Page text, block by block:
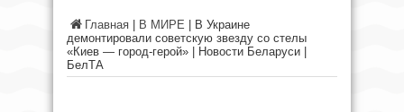
Главная В МИРЕ
В Украине
демонтировали советскую звезду со стелы
«Киев — город-герой» | Новости Беларуси |
БелТА